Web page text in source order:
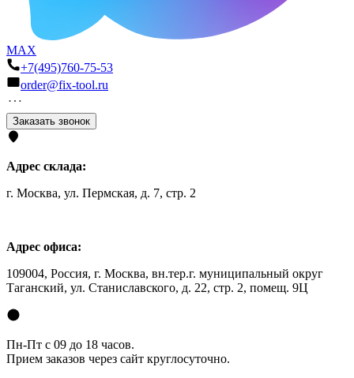
MAX
+7(495)760-75-53
order@fix-tool.ru
Заказать звонок
Адрес склада:
г. Москва, ул. Пермская, д. 7, стр. 2
Адрес офиса:
109004, Россия, г. Москва, вн.тер.г. муниципальный округ
Таганский, ул. Станиславского, д. 22, стр. 2, помещ. 9Ц
Пн-Пт с 09 до 18 часов.
Прием заказов через сайт круглосуточно.